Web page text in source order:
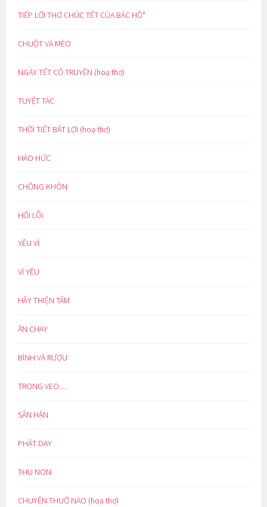
TIẾP LỜI THƠ CHÚC TẾT CỦA BÁC HỒ*
CHUỘT VÀ MÈO
NGÀY TẾT CỔ TRUYỀN (hoạ thơ)
TUYỆT TÁC
THỜI TIẾT BẤT LỢI (hoạ thơ)
HÁO HỨC
CHỒNG KHÔN
HỐI LỖI
YÊU VÌ
VÌ YÊU
HÃY THIỆN TÂM
ĂN CHAY
BÌNH VÀ RƯỢU
TRONG VEO…
SÂN HẬN
PHẬT DẠY
THU NON
CHUYỆN THUỞ NÀO (hoạ thơ)